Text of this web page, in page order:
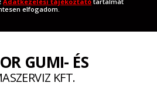
elfogadom.
GUMI- ÉS
KFT.